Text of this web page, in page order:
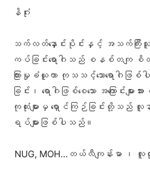
နိဂုံး
သက်လတ်နှောင်းပိုင်းနှင့် အသက်ကြီးသူမျ
ကပ်ခြင်းရောဂါသည် စနစ်တကျ စိ
ကြားမှုခံယူကာ ကုသသင့်သောရောဂါဖြစ်ပ
ခြင်း၊ ရောဂါဖြစ်စေသော အကြောင်းမျာ
ကုထုံးများမှ ရှောင်ကြဉ်ခြင်းတို့သည်
ရပ်များဖြစ်ပါသည်။
NUG, MOH…တယ်လီကျန်းမာ ၊